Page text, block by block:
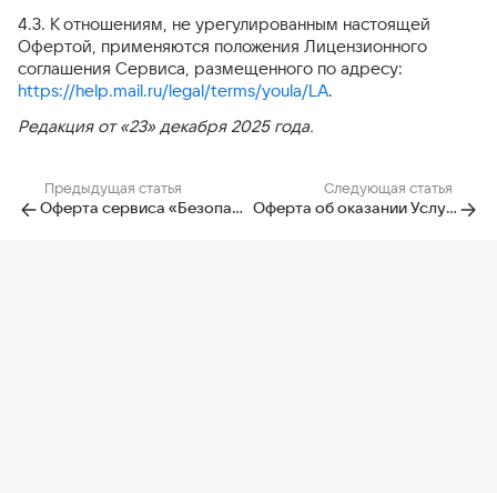
4.3. К отношениям, не урегулированным настоящей
Офертой, применяются положения Лицензионного
соглашения Сервиса, размещенного по адресу:
https://help.mail.ru/legal/terms/youla/LA.
Редакция от «23» декабря 2025 года.
Предыдущая статья
Оферта сервиса «Безопасная сделка»
Следующая статья
Оферта об оказании Услуги «Разовое размещение»